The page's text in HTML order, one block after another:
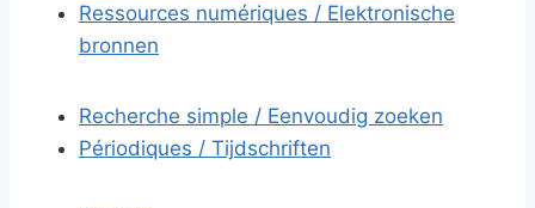
Ressources numériques / Elektronische
bronnen
Recherche simple / Eenvoudig zoeken
Périodiques / Tijdschriften